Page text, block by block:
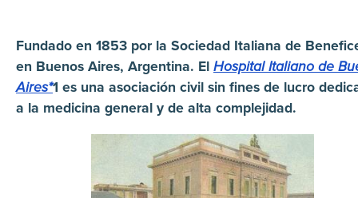
Fundado en 1853 por la Sociedad Italiana de
en Buenos Aires, Argentina. ElHospital Italiano de
Aires*1 es una asociación civil sin fines de lucro
a la medicina general y de alta complejidad.